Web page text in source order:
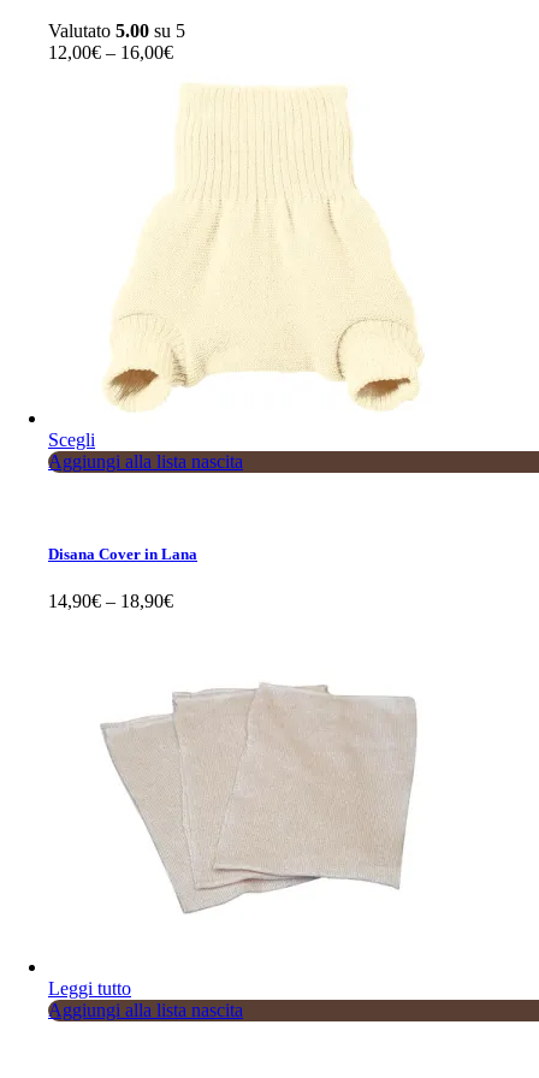
possono
essere
scelte
Valutato 5.00 su 5
12,00€ – 16,00€
Scegli
prodotto
Le
opzioni
possono
essere
prodotto
Aggiungi alla lista nascita
Disana Cover in Lana
14,90€ – 18,90€
Leggi tutto
Aggiungi alla lista nascita